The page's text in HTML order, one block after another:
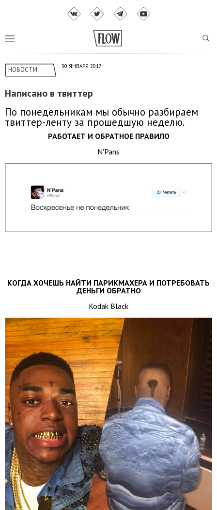
НОВОСТИ 30 ЯНВАРЯ 2017
Написано в твиттер
По понедельникам мы обычно разбираем
твиттер-ленту за прошедшую неделю.
РАБОТАЕТ И ОБРАТНОЕ ПРАВИЛО
N'Pans
КОГДА ХОЧЕШЬ НАЙТИ ПАРИКМАХЕРА И ПОТРЕБОВАТЬ
ДЕНЬГИ ОБРАТНО
Kodak Black